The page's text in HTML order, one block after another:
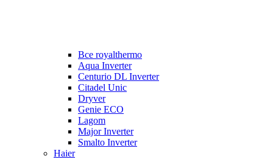
Все royalthermo
Aqua Inverter
Centurio DL Inverter
Citadel Unic
Dryver
Genie ECO
Lagom
Major Inverter
Smalto Inverter
Haier